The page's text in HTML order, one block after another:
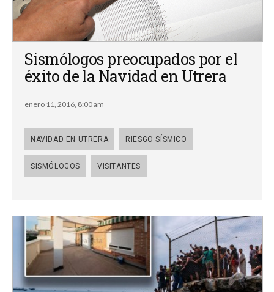
Sismólogos preocupados por el
éxito de la Navidad en Utrera
enero 11, 2016, 8:00 am
NAVIDAD EN UTRERA RIESGO SÍSMICO
SISMÓLOGOS VISITANTES